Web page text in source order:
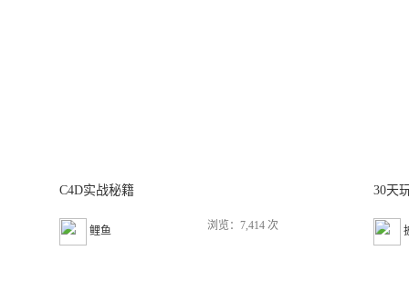
C4D实战秘籍
鲤鱼 浏览：7,414 次
30天